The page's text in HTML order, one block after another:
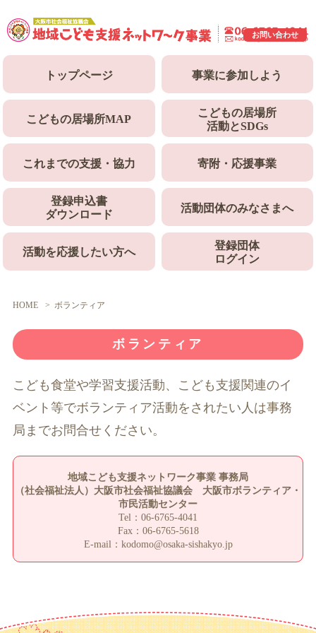
お問い合わせ
トップページ 事業に参加しよう
こどもの居場所MAP
こどもの居場所
活動とSDGs
これまでの支援・協力 寄附・ 応援事業
登録申込書
ダウンロード
活動団体のみなさまへ
活動を応援したい方へ
登録団体
ログイン
HOME ボランティア
ボランティア
こども食堂や学習支援活動、こども支援関連のイ
ベント等でボランティア活動をされたい人は事務
局までお問合せください。
地域こども支援ネットワーク事業 事務局
（社会福祉法人）大阪市社会福祉協議会 大阪市ボランティア・
市民活動センター
Tel：06-6765-4041
Fax：06-6765-5618
E-mail：kodomo@osaka-sishakyo.jp